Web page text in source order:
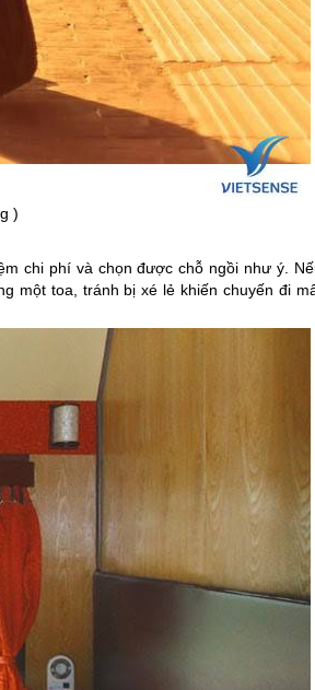
)
chi phí và chọn được chỗ ngồi như ý.
một toa, tránh bị xé lẻ khiến chuyến đi